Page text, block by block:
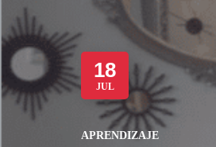
18
JUL
APRENDIZAJE